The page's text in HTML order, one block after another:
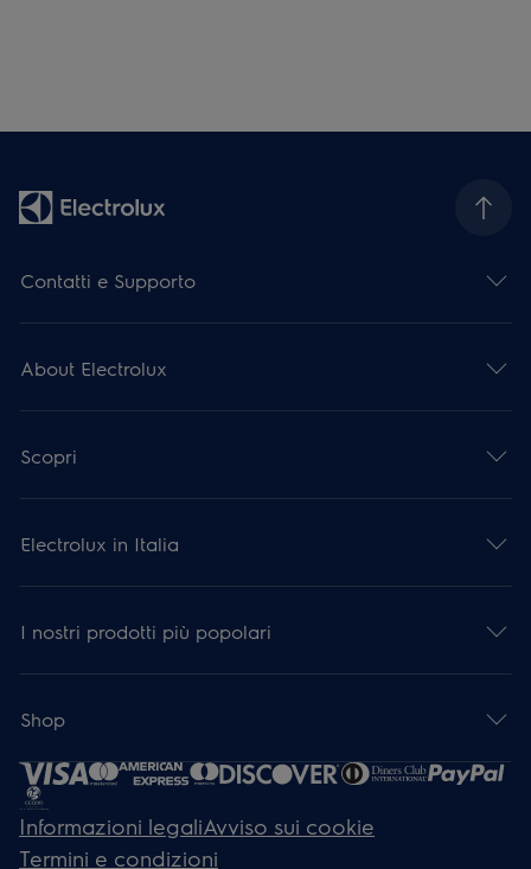
Contatti e Supporto
About Electrolux
Scopri
Electrolux in Italia
I nostri prodotti più popolari
Shop
Informazioni legaliAvviso sui cookie
Termini e condizioni